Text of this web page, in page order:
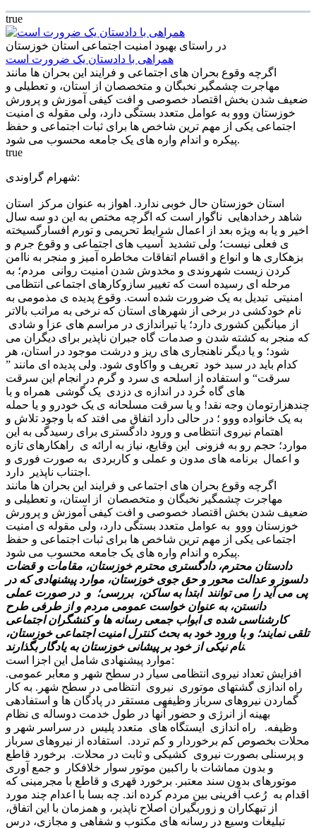
true
در راستای بهبود امنیت اجتماعی استان خوزستان
همراهی با دادستان یک ضرورت است
اگرچه وقوع بحران های اجتماعی و فرایند این بحران ها مانند
مهاجرت چشمگیر نخبگان و متخصصان از استان، و تعطیلی و
ضعیف شدن بخش اقتصاد خصوصی و افت کیفی آموزش و پرورش
خوزستان ووو به عوامل متعدد بستگی دارد، ولی مقوله ی امنیت
اجتماعی یکی از مهم ترین شاخص ها برای ثبات اجتماعی و حفظ
پیکره و اندام واره های یک جامعه محسوب می شود.
true
شهرام گراوندی:
استان خوزستان حال خوبی ندارد. اهواز به عنوان مرکز استان
شاهد رخدادهایی ناگوار است که اگرچه مختص به این دو سه سال
اخیر و یا به ویژه بعد از اعمال شرایط تحریمی و تورم افسارگسیخته
ی فعلی نیست؛ ولی تشدید آسیب های اجتماعی و وقوع جرم و
بزهکاری ها و انواع و اقسام اتفاقات مخاطره آمیز و منجر به ناامن
کردن زیست شهروندی و مخدوش شدن امنیت روانی مردم؛ به
مرحله ای رسیده است که تغییر سازوکارهای اجتماعی انتظامی
امنیتی تبدیل به یک ضرورت شده است. وقوع پدیده ی مذمومی به
نام خودکشی در برخی از شهرهای استان که نرخی به مراتب بالاتر
از میانگین کشوری دارد؛ یا تیراندازی در مراسم های عزا و شادی
که منجر به کشته شدن و صدمات گاه جبران ناپذیر برای دیگران می
شود؛ و یا دیگر ناهنجاری های ریز و درشت موجود در استان، هر
کدام باید در سبد خود تعریف و واکاوی شود. ولی پدیده ای مانند ”
سرقت“ و استفاده از اسلحه ی سرد و گرم در انجام این سرقت
های گاه خُرد در اندازه ی دزدی یک گوشی همراه و یا
چندهزارتومان وجه نقد! و یا سرقت مسلحانه ی یک خودرو و یا حمله
به یک خانواده ووو ؛ در حالی دارد اتفاق می افتد که با وجود تلاش و
اهتمام نیروی انتظامی و ورود دادگستری برای رسیدگی به این
موارد؛ حجم رو به فزونی این وقایع، نیاز به ارائه ی راهکارهای تازه
و اعمال برنامه های مدون و عملی و کاربردی به صورت فوری و
اجتناب ناپذیر دارد.
اگرچه وقوع بحران های اجتماعی و فرایند این بحران ها مانند
مهاجرت چشمگیر نخبگان و متخصصان از استان، و تعطیلی و
ضعیف شدن بخش اقتصاد خصوصی و افت کیفی آموزش و پرورش
خوزستان ووو به عوامل متعدد بستگی دارد، ولی مقوله ی امنیت
اجتماعی یکی از مهم ترین شاخص ها برای ثبات اجتماعی و حفظ
پیکره و اندام واره های یک جامعه محسوب می شود.
دادستان محترم، دادگستری محترم خوزستان، مقامات و قضات
دلسوز و عدالت محور و حق جوی خوزستان، موارد پیشنهادی که در
پی می آید را می توانند ابتدا به ساکن، بررسی؛ و در صورت عملی
دانستن، به عنوان خواست عمومی مردم و از طرفی طرح
کارشناسی شده ی ابواب جمعی رسانه ها و کنشگران اجتماعی
تلقی نمایند؛ و با ورود خود به بحث کنترل امنیت اجتماعی خوزستان،
نام نیکی از خود بر پیشانی خوزستان به یادگار بگذارند.
موارد پیشنهادی شامل این اجزا است:
افزایش تعداد نیروی انتظامی سیار در سطح شهر و معابر عمومی.
راه اندازی گشتهای موتوری نیروی انتظامی در سطح شهر. به کار
گماردن نیروهای سرباز وظیفهی مستقر در پادگان ها و استفادهی
بهینه از انرژی و حضور آنها در طول خدمت دوساله ی نظام
وظیفه. راه اندازی ایستگاه های متعدد پلیس در سراسر شهر و
محلات بخصوص کم برخوردار و کم تردد. استفاده از نیروهای سرباز
و پرسنلی بصورت نیروی کشیکی و ثابت در محلات. برخورد قاطع
و بدون مماشات با راکبین موتور سوار خلافکار و جمع آوری
موتورهای بدون سند معتبر. برخورد قهری و قاطع با مجرمینی که
اقدام به رُعب آفرینی بین مردم کرده اند. چه بسا با اعدام چند مورد
از تبهکاران و زوربگیران اصلاح ناپذیر، و همزمان با این اتفاق،
تبلیغات وسیع در رسانه های مکتوب و شفاهی و مجازی، درس